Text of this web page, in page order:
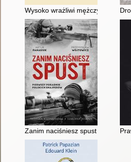
Wysoko wrażliwi mężczyźni : to nie
Zanim naciśniesz spust :